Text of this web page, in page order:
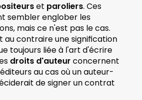
et paroliers. Ces
sembler englober les
mais ce n'est pas le cas.
au contraire une signification
toujours liée à l'art d'écrire
droits d'auteur concernent
au cas où un auteur-
de signer un contrat